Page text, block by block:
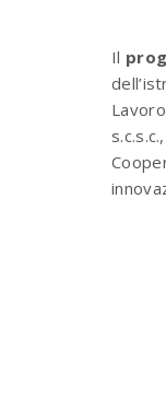
Il